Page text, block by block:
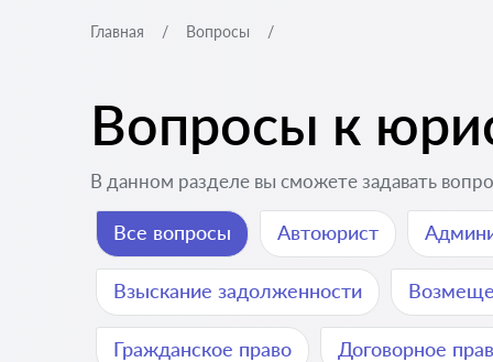
Главная Вопросы
Вопросы к
В данном разделе вы сможете задавать
Все вопросы Автоюрист
Взыскание задолженности
Гражданское право Договорное